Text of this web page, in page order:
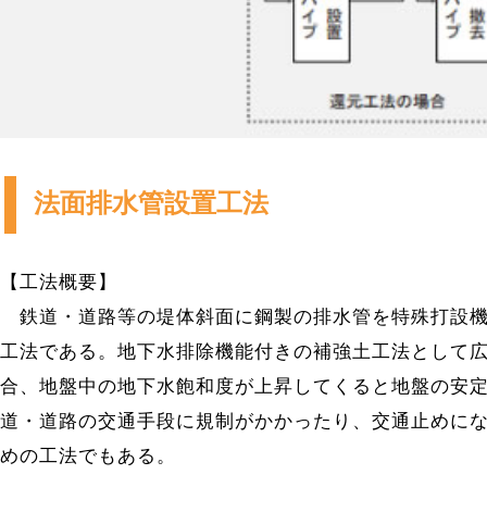
法面排水管設置工法
【工法概要】
鉄道・道路等の堤体斜面に鋼製の排水管を特殊打設
工法である。地下水排除機能付きの補強土工法として
合、地盤中の地下水飽和度が上昇してくると地盤の安
道・道路の交通手段に規制がかかったり、交通止めに
めの工法でもある。